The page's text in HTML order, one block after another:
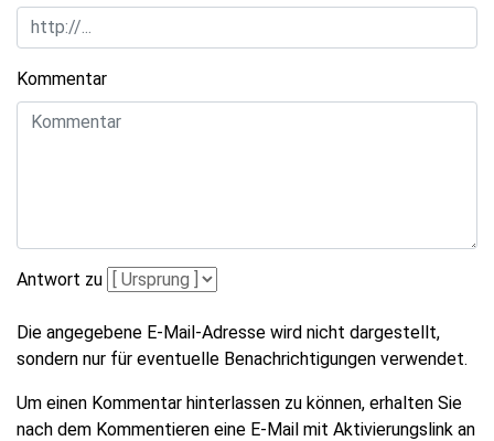
Kommentar
Antwort zu
Die angegebene E-Mail-Adresse wird nicht dargestellt,
sondern nur für eventuelle Benachrichtigungen verwendet.
Um einen Kommentar hinterlassen zu können, erhalten Sie
nach dem Kommentieren eine E-Mail mit Aktivierungslink an